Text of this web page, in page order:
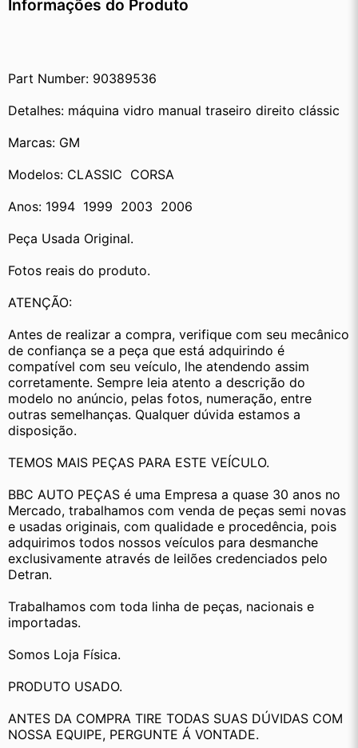
Informações do Produto
Part Number: 90389536
Detalhes: máquina vidro manual traseiro direito clássic
Marcas: GM
Modelos: CLASSIC  CORSA
Anos: 1994  1999  2003  2006
Peça Usada Original.
Fotos reais do produto.
ATENÇÃO:
Antes de realizar a compra, verifique com seu mecânico
de confiança se a peça que está adquirindo é
compatível com seu veículo, lhe atendendo assim
corretamente. Sempre leia atento a descrição do
modelo no anúncio, pelas fotos, numeração, entre
outras semelhanças. Qualquer dúvida estamos a
disposição.
TEMOS MAIS PEÇAS PARA ESTE VEÍCULO.
BBC AUTO PEÇAS é uma Empresa a quase 30 anos no
Mercado, trabalhamos com venda de peças semi novas
e usadas originais, com qualidade e procedência, pois
adquirimos todos nossos veículos para desmanche
exclusivamente através de leilões credenciados pelo
Detran.
Trabalhamos com toda linha de peças, nacionais e
importadas.
Somos Loja Física.
PRODUTO USADO.
ANTES DA COMPRA TIRE TODAS SUAS DÚVIDAS COM
NOSSA EQUIPE, PERGUNTE Á VONTADE.